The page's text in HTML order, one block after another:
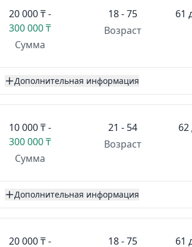
20 000 ₸ -
300 000 ₸
Сумма
18 - 75
Возраст
61
Дополнительная информация
10 000 ₸ -
300 000 ₸
Сумма
21 - 54
Возраст
62
Дополнительная информация
20 000 ₸ -
18 - 75
61